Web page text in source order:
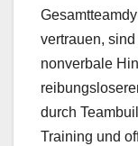
vertrauen,
nonverbale
durch
Training und